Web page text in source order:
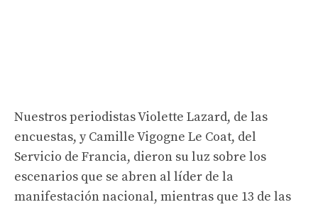
Nuestros periodistas Violette Lazard, de las
encuestas, y Camille Vigogne Le Coat, del
Servicio de Francia, dieron su luz sobre los
escenarios que se abren al líder de la
manifestación nacional, mientras que 13 de las